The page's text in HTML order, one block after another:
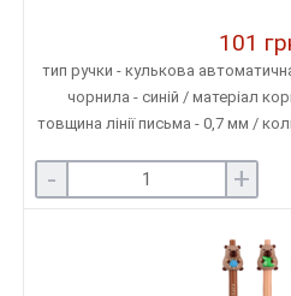
101
тип ручки - кулькова
чорнила - синій / матеріал
товщина лінії письма - 0,7 мм /
- +